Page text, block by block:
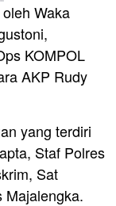
Waka
KOMPOL
AKP Rudy
yang terdiri
Staf Polres
Sat
Majalengka.